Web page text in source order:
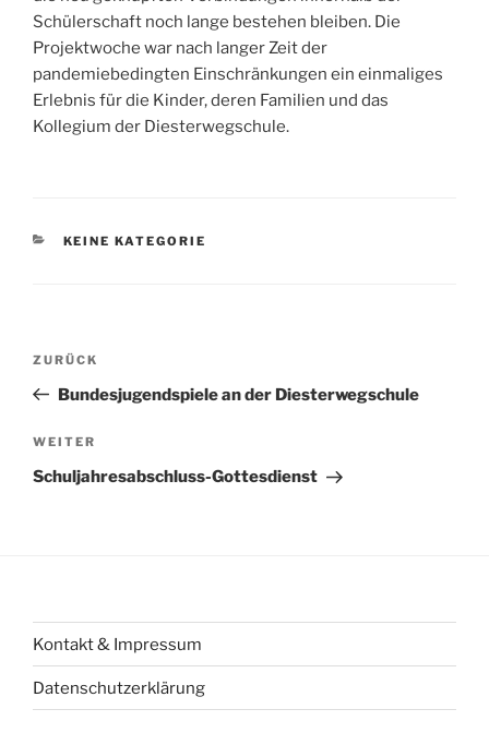
Schülerschaft noch lange bestehen bleiben. Die
Projektwoche war nach langer Zeit der
pandemiebedingten Einschränkungen ein einmaliges
Erlebnis für die Kinder, deren Familien und das
Kollegium der Diesterwegschule.
KATEGORIEN
KEINE KATEGORIE
Beitragsnavigation
Vorheriger
Beitrag
ZURÜCK
Bundesjugendspiele an der Diesterwegschule
Nächster
Beitrag
WEITER
Schuljahresabschluss-Gottesdienst
Kontakt & Impressum
Datenschutzerklärung